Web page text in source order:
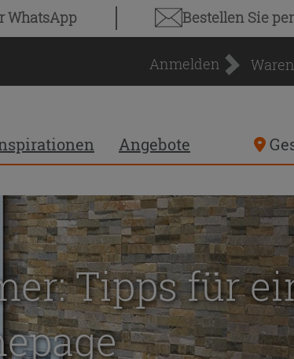
WhatsApp Bestellen Sie
Anmelden
Angebote
Tipps für